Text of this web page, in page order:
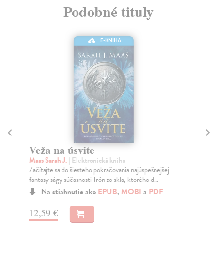
Podobné tituly
E-KNIHA
Veža na úsvite
Maas Sarah J. | Elektronická kniha
Začítajte sa do šiesteho pokračovania najúspešnejšej
fantasy ságy súčasnosti Trón zo skla, ktorého d...
Na stiahnutie ako EPUB,MOBI a PDF
12,59 €